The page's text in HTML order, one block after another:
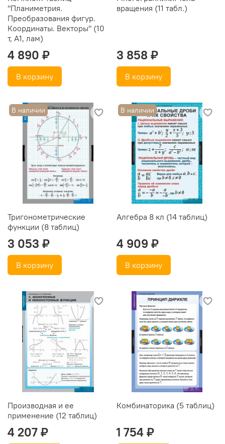
"Планиметрия.
Преобразования фигур.
Координаты. Векторы" (10
т, А1, лам)
4 890 ₽
В корзину
вращения (11 табл.)
3 858 ₽
В корзину
В наличии
Тригонометрические
функции (8 таблиц)
3 053 ₽
В корзину
В наличии
Алгебра 8 кл (14 таблиц)
4 909 ₽
В корзину
Производная и ее
применение (12 таблиц)
4 207 ₽
Комбинаторика (5 таблиц)
1 754 ₽